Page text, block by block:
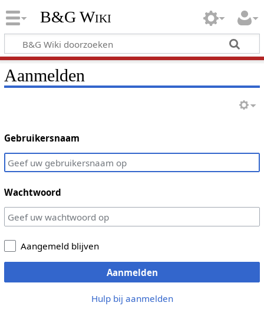
B&G Wiki
Aanmelden
Gebruikersnaam
Wachtwoord
Aangemeld blijven
Aanmelden
Hulp bij aanmelden